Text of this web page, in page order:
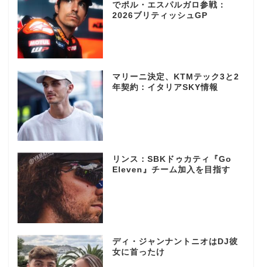
でポル・エスパルガロ参戦：
2026ブリティッシュGP
マリーニ決定、KTMテック3と2
年契約：イタリアSKY情報
リンス：SBKドゥカティ『Go
Eleven』チーム加入を目指す
ディ・ジャンナントニオはDJ彼
女に首ったけ